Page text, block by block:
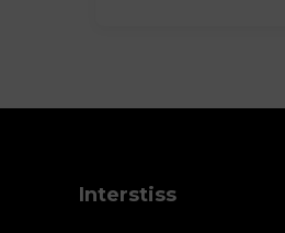
Interstiss